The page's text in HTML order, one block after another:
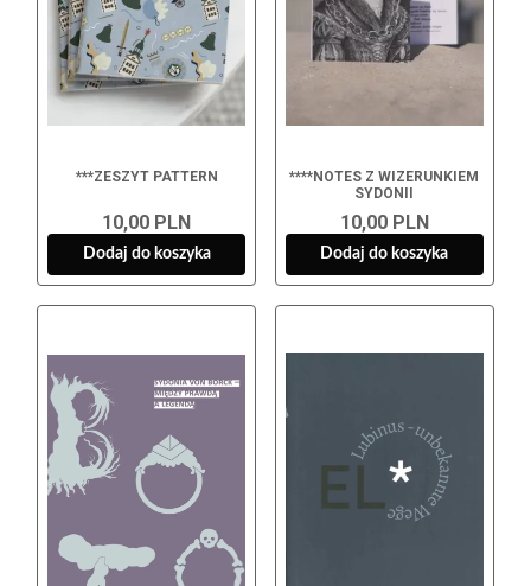
***ZESZYT PATTERN
10,00 PLN
Dodaj do koszyka
****NOTES Z WIZERUNKIEM
SYDONII
10,00 PLN
Dodaj do koszyka